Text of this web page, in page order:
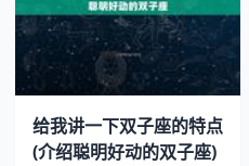
思维敏捷，反应快，善于表
生通常很聪明，善于和分析
漠和不稳定。
给我讲一下双子座的特点
(介绍聪明好动的双子座)